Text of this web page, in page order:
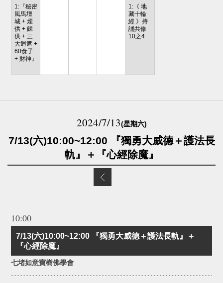
1:『秘密
風馬壇
城 + 煙
供 + 餗
供 + 三
大迴遮 +
60食子
+ 財神』
1:《 地
藏十輪
經 》持
誦共修
10之4
2024/7/13(星期六)
7/13(六)10:00~12:00 『獨勇大威德＋護法長
軌』＋『心經除魔』
10:00
7/13(六)10:00~12:00 『獨勇大威德＋護法長軌』＋
『心經除魔』
七堵如意寶樹佛學會